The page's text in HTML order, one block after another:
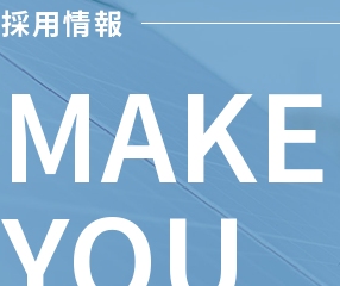
採用情報
MAKE